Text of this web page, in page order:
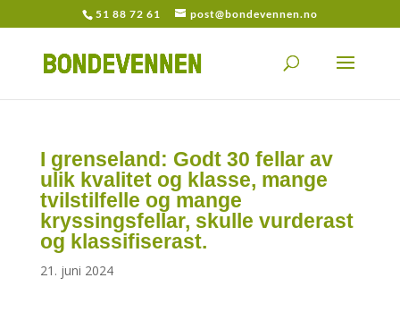
51 88 72 61 post@bondevennen.no
I grenseland: Godt 30 fellar av
ulik kvalitet og klasse, mange
tvilstilfelle og mange
kryssingsfellar, skulle vurderast
og klassifiserast.
21. juni 2024